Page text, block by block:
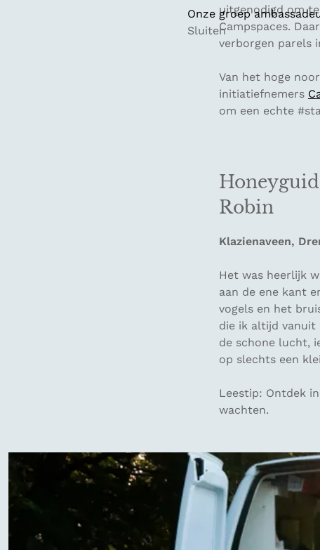
Onze groep
Sluiten
uitgenodigd om
Campspaces.
verborgen parels
Van het hoge
initiatiefnemers
om een echte
Robin
Klazienaveen,
Het was heerlijk
aan de ene kant
vogels en het
die ik altijd vanuit
de schone lucht,
op slechts een
Leestip: Ontdek
wachten.